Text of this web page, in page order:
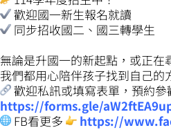
歡迎國一新生報名就讀
同步招收國二、國三轉學生
無論是升國一的新起點，或正在
我們都用心陪伴孩子找到自己的
歡迎私訊或填寫表單，預約參
https://forms.gle/
FB看更多
https://